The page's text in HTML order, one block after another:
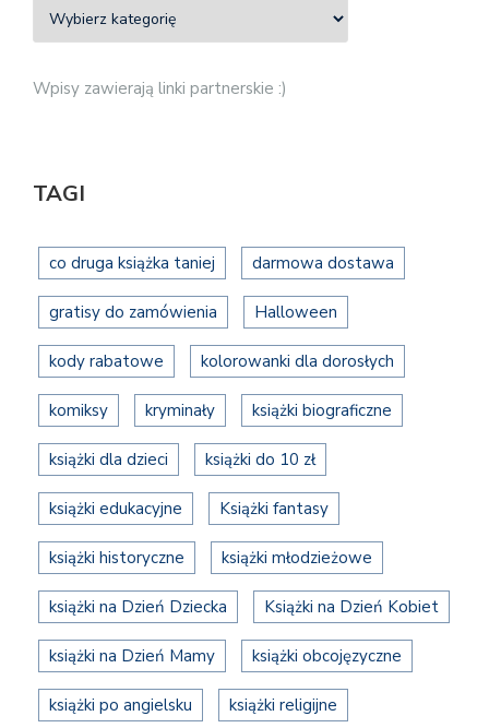
Wpisy zawierają linki partnerskie :)
TAGI
co druga książka taniej darmowa dostawa
gratisy do zamówienia Halloween
kody rabatowe kolorowanki dla dorosłych
komiksy kryminały książki biograficzne
książki dla dzieci książki do 10 zł
książki edukacyjne Książki fantasy
książki historyczne książki młodzieżowe
książki na Dzień Dziecka Książki na Dzień Kobiet
książki na Dzień Mamy książki obcojęzyczne
książki po angielsku książki religijne